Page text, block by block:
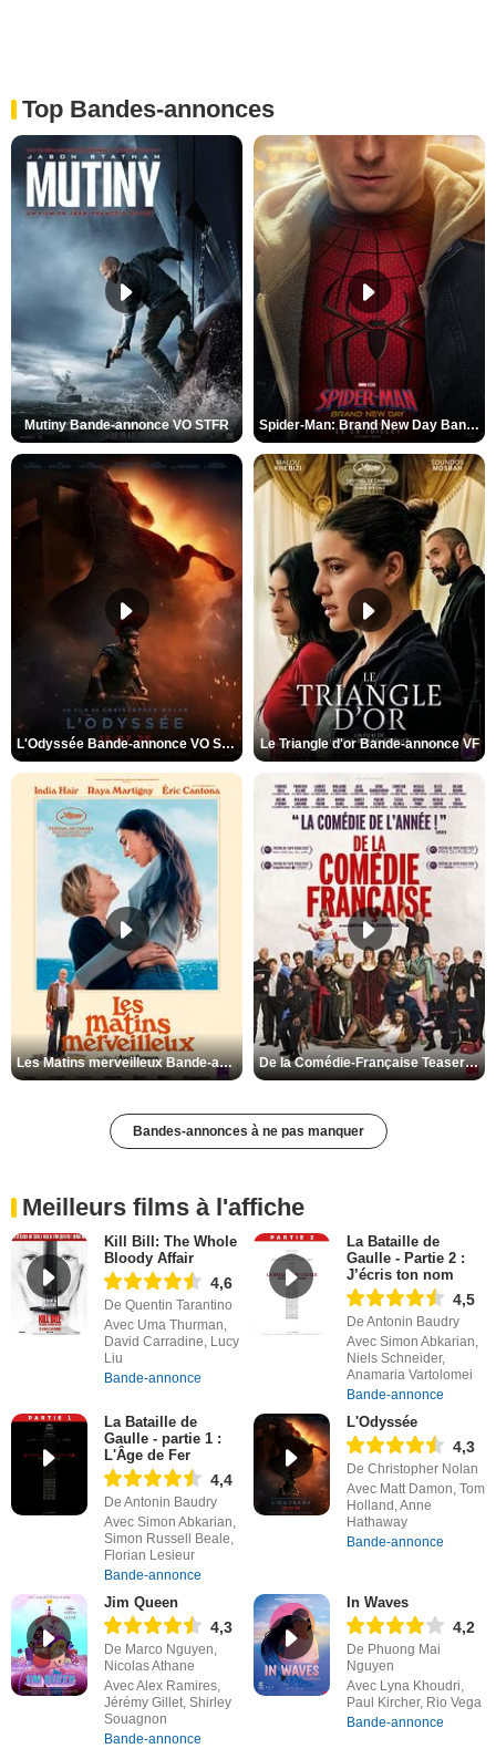
Top Bandes-annonces
Mutiny Bande-annonce VO STFR Spider-Man: Brand New Day Bande-annonce VO STFR
L'Odyssée Bande-annonce VO STFR Le Triangle d'or Bande-annonce VF
Les Matins merveilleux Bande-annonce VF De la Comédie-Française Teaser VF
Bandes-annonces à ne pas manquer
Meilleurs films à l'affiche
Kill Bill: The Whole
Bloody Affair
4,6
De Quentin Tarantino
Avec Uma Thurman,
David Carradine, Lucy
Liu
Bande-annonce
La Bataille de
Gaulle - Partie 2 :
J’écris ton nom
4,5
De Antonin Baudry
Avec Simon Abkarian,
Niels Schneider,
Anamaria Vartolomei
Bande-annonce
La Bataille de
Gaulle - partie 1 :
L'Âge de Fer
4,4
De Antonin Baudry
Avec Simon Abkarian,
Simon Russell Beale,
Florian Lesieur
Bande-annonce
L'Odyssée
4,3
De Christopher Nolan
Avec Matt Damon, Tom
Holland, Anne
Hathaway
Bande-annonce
Jim Queen
4,3
De Marco Nguyen,
Nicolas Athane
Avec Alex Ramires,
Jérémy Gillet, Shirley
Souagnon
Bande-annonce
In Waves
4,2
De Phuong Mai
Nguyen
Avec Lyna Khoudri,
Paul Kircher, Rio Vega
Bande-annonce